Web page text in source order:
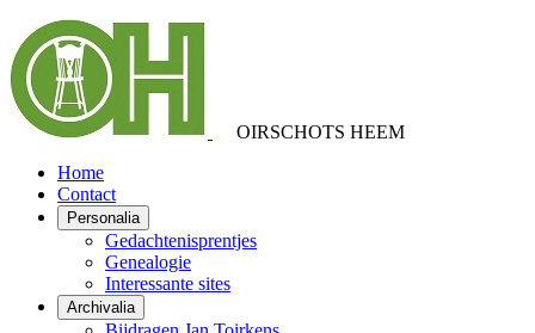
OIRSCHOTS HEEM
Home
Contact
Personalia
Gedachtenisprentjes
Genealogie
Interessante sites
Archivalia